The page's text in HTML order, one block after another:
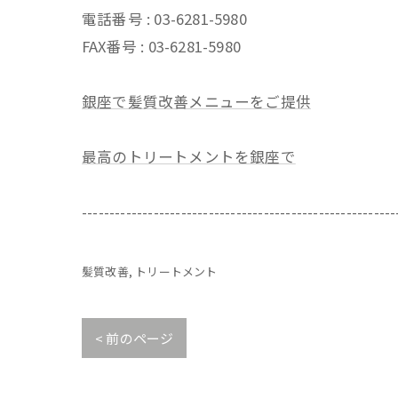
電話番号 : 03-6281-5980
FAX番号 : 03-6281-5980
銀座で髪質改善メニューをご提供
最高のトリートメントを銀座で
髪質改善 トリートメント
< 前のページ